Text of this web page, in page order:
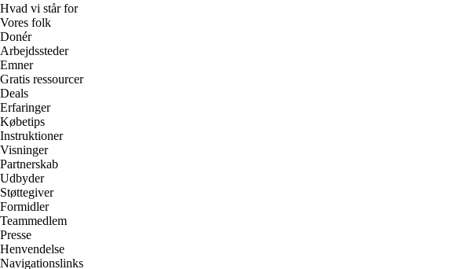
Hvad vi står for
Vores folk
Donér
Arbejdssteder
Emner
Gratis ressourcer
Deals
Erfaringer
Købetips
Instruktioner
Visninger
Partnerskab
Udbyder
Støttegiver
Formidler
Teammedlem
Presse
Henvendelse
Navigationslinks